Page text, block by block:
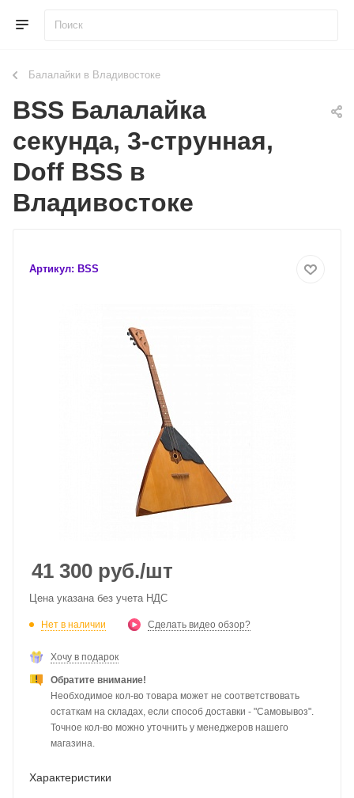
Балалайки в Владивостоке
BSS Балалайка
секунда, 3-струнная,
Doff BSS в
Владивостоке
Артикул: BSS
41 300 руб./шт
Цена указана без учета НДС
Нет в наличии Сделать видео обзор?
Хочу в подарок
Обратите внимание!
Необходимое кол-во товара может не соответствовать
остаткам на складах, если способ доставки - "Самовывоз".
Точное кол-во можно уточнить у менеджеров нашего
магазина.
Характеристики